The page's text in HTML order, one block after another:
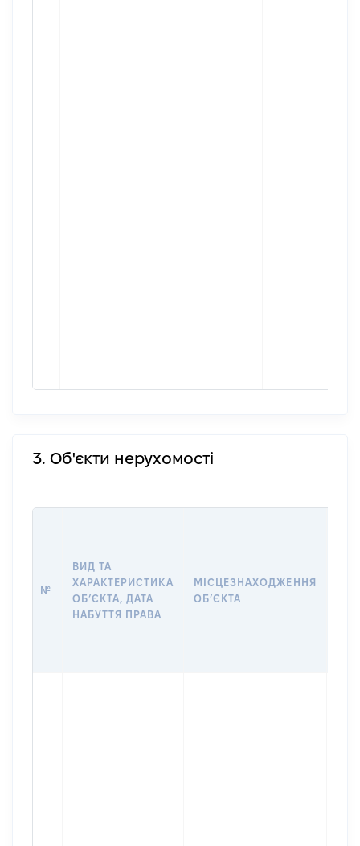
3. Об'єкти нерухомості
№
ВИД ТА
ХАРАКТЕРИСТИКА
ОБʼЄКТА, ДАТА
НАБУТТЯ ПРАВА
МІСЦЕЗНАХОДЖЕННЯ
ОБʼЄКТА